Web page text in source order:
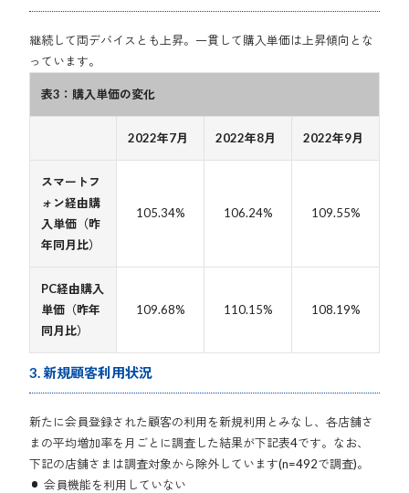
継続して両デバイスとも上昇。一貫して購入単価は上昇傾向とな
っています。
表3：購入単価の変化
2022年7月 2022年8月 2022年9月
スマートフ
ォン経由購
入単価（昨
年同月比）
105.34% 106.24% 109.55%
PC経由購入
単価（昨年
同月比）
109.68% 110.15% 108.19%
3. 新規顧客利用状況
新たに会員登録された顧客の利用を新規利用とみなし、各店舗さ
まの平均増加率を月ごとに調査した結果が下記表4です。なお、
下記の店舗さまは調査対象から除外しています(n=492で調査)。
会員機能を利用していない